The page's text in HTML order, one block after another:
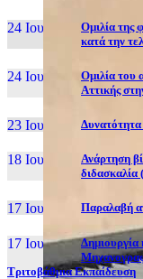
24 Ιουν, 26
Ομιλία της
κατά την
24 Ιουν, 26
Ομιλία του
Αττικής
23 Ιουν, 26
18 Ιουν, 26
Ανάρτηση
17 Ιουν, 26 Παραλαβή
17 Ιουν, 26
Δημιουργία
Τριτοβάθμια Εκπαίδευση